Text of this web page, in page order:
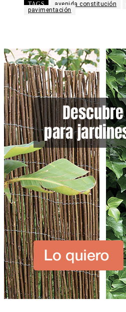
TAGS avenida constitución
pavimentación